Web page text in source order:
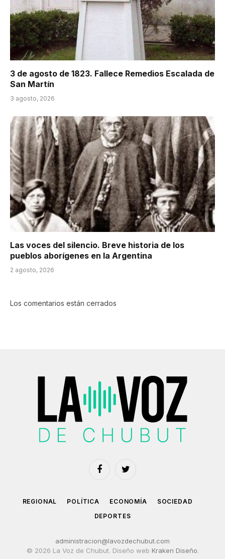
3 de agosto de 1823. Fallece Remedios Escalada de
San Martín
3 agosto, 2026
Las voces del silencio. Breve historia de los
pueblos aborígenes en la Argentina
2 agosto, 2026
Los comentarios están cerrados
FacebookTwitter
REGIONAL POLÍTICA ECONOMÍA
SOCIEDAD
DEPORTES
administracion@lavozdechubut.com
© 2026 La Voz de Chubut. Diseño web Kraken Diseño.